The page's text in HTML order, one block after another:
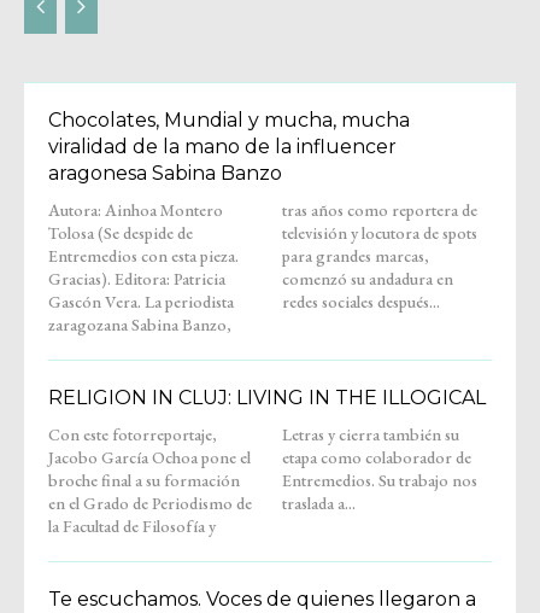
Chocolates, Mundial y mucha, mucha
viralidad de la mano de la influencer
aragonesa Sabina Banzo
Autora: Ainhoa Montero
Tolosa (Se despide de
Entremedios con esta pieza.
Gracias). Editora: Patricia
Gascón Vera. La periodista
zaragozana Sabina Banzo,
tras años como reportera de
televisión y locutora de spots
para grandes marcas,
comenzó su andadura en
redes sociales después...
RELIGION IN CLUJ: LIVING IN THE ILLOGICAL
Con este fotorreportaje,
Jacobo García Ochoa pone el
broche final a su formación
en el Grado de Periodismo de
la Facultad de Filosofía y
Letras y cierra también su
etapa como colaborador de
Entremedios. Su trabajo nos
traslada a...
Te escuchamos. Voces de quienes llegaron a